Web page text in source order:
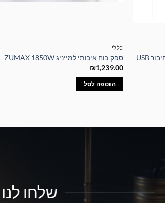
כללי
ספק כוח איכותי למייניג ZUMAX 1850W
₪1,239.00
הוספה לסל
שלחו